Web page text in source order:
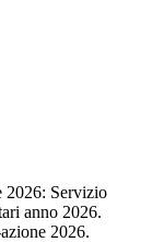
2026: Servizio
anno 2026.
2026.